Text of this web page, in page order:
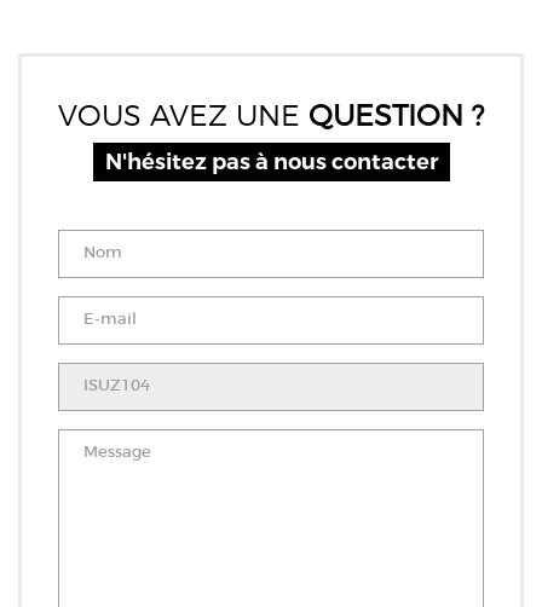
VOUS AVEZ UNE QUESTION ?
N'hésitez pas à nous contacter